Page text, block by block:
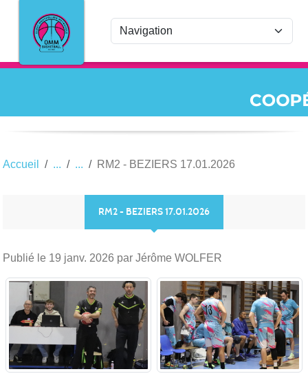
Accueil RM2 - BEZIERS 17.01.2026
RM2 - BEZIERS 17.01.2026
Publié le 19 janv. 2026 par Jérôme WOLFER